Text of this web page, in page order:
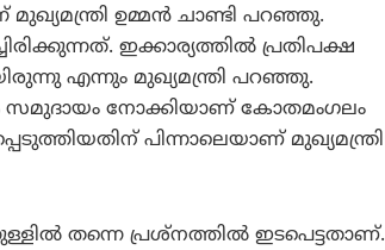
ഉമ്മന്‍ ചാണ്ടി പറഞ്ഞു.
ഇക്കാര്യത്തില്‍ പ്രതിപക്ഷ
എന്നും മുഖ്യമന്ത്രി പറഞ്ഞു.
സമുദായം നോക്കിയാണ് കോതമംഗലം
പിന്നാലെയാണ് മുഖ്യമന്ത്രി
തന്നെ പ്രശ്‌നത്തില്‍ ഇടപെട്ടതാണ്.